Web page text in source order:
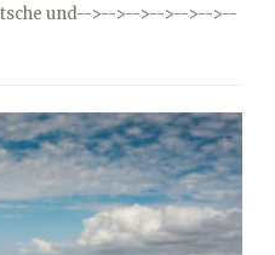
und-->-->-->-->-->-->--